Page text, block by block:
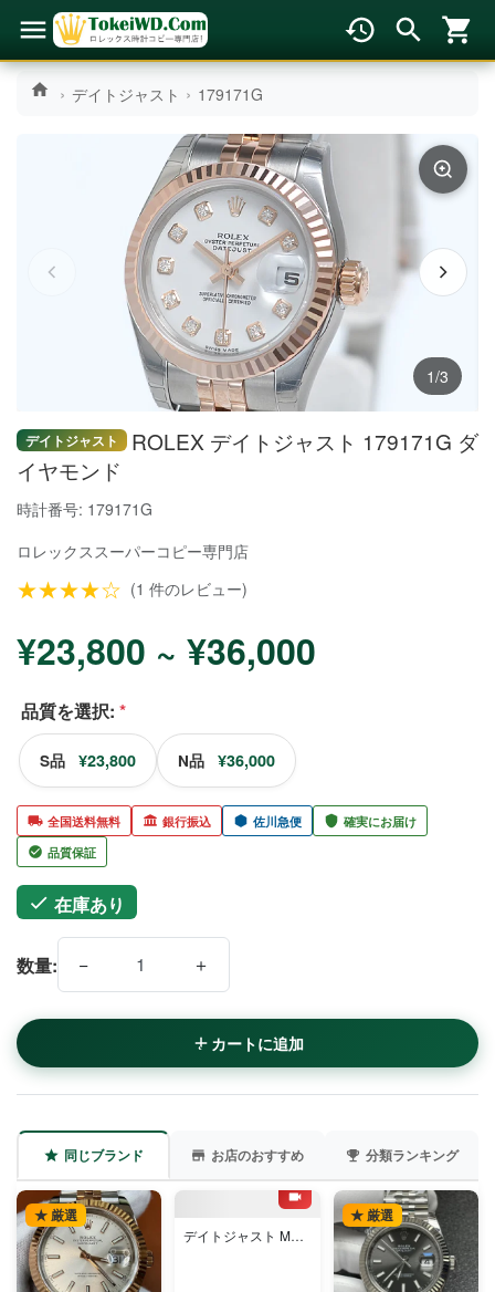
デイトジャスト 179171G
1/3
デイトジャスト
ROLEX デイトジャスト 179171G ダ
イヤモンド
時計番号: 179171G
ロレックススーパーコピー専門店
★★★★☆ (1 件のレビュー)
¥23,800 ~ ¥36,000
品質を選択: *
S品 ¥23,800 N品 ¥36,000
全国送料無料 銀行振込 佐川急便
確実にお届け
品質保証
在庫あり
数量: − ＋
カートに追加
同じブランド お店のおすすめ 分類ランキング
★ 厳選
デイトジャスト M126334-0022 コピー
★ 厳選